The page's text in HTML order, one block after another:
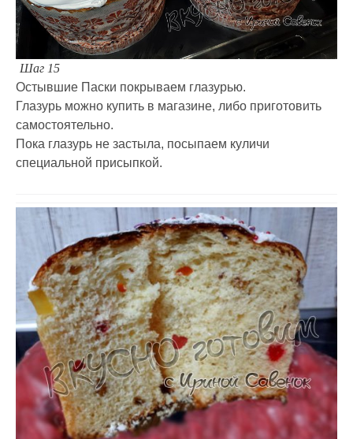
Шаг 15
Остывшие Паски покрываем глазурью.
Глазурь можно купить в магазине, либо приготовить
самостоятельно.
Пока глазурь не застыла, посыпаем куличи
специальной присыпкой.